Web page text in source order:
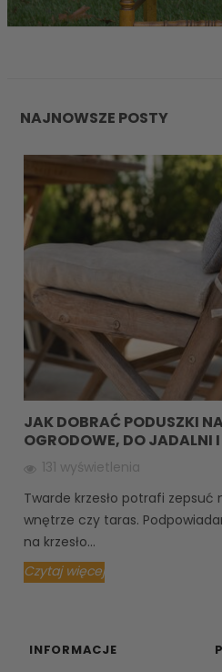
NAJNOWSZE POSTY
JAK DOBRAĆ PODUSZKI
OGRODOWE, DO JADALNI
131 wyświetlenia
Twarde krzesło potrafi zepsuć
wnętrze czy taras.
na krzesło...
Czytaj więcej
INFORMACJE